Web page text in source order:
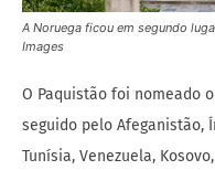
A Noruega ficou em segundo
Images
O Paquistão foi nomeado
seguido pelo Afeganistão,
Tunísia, Venezuela,